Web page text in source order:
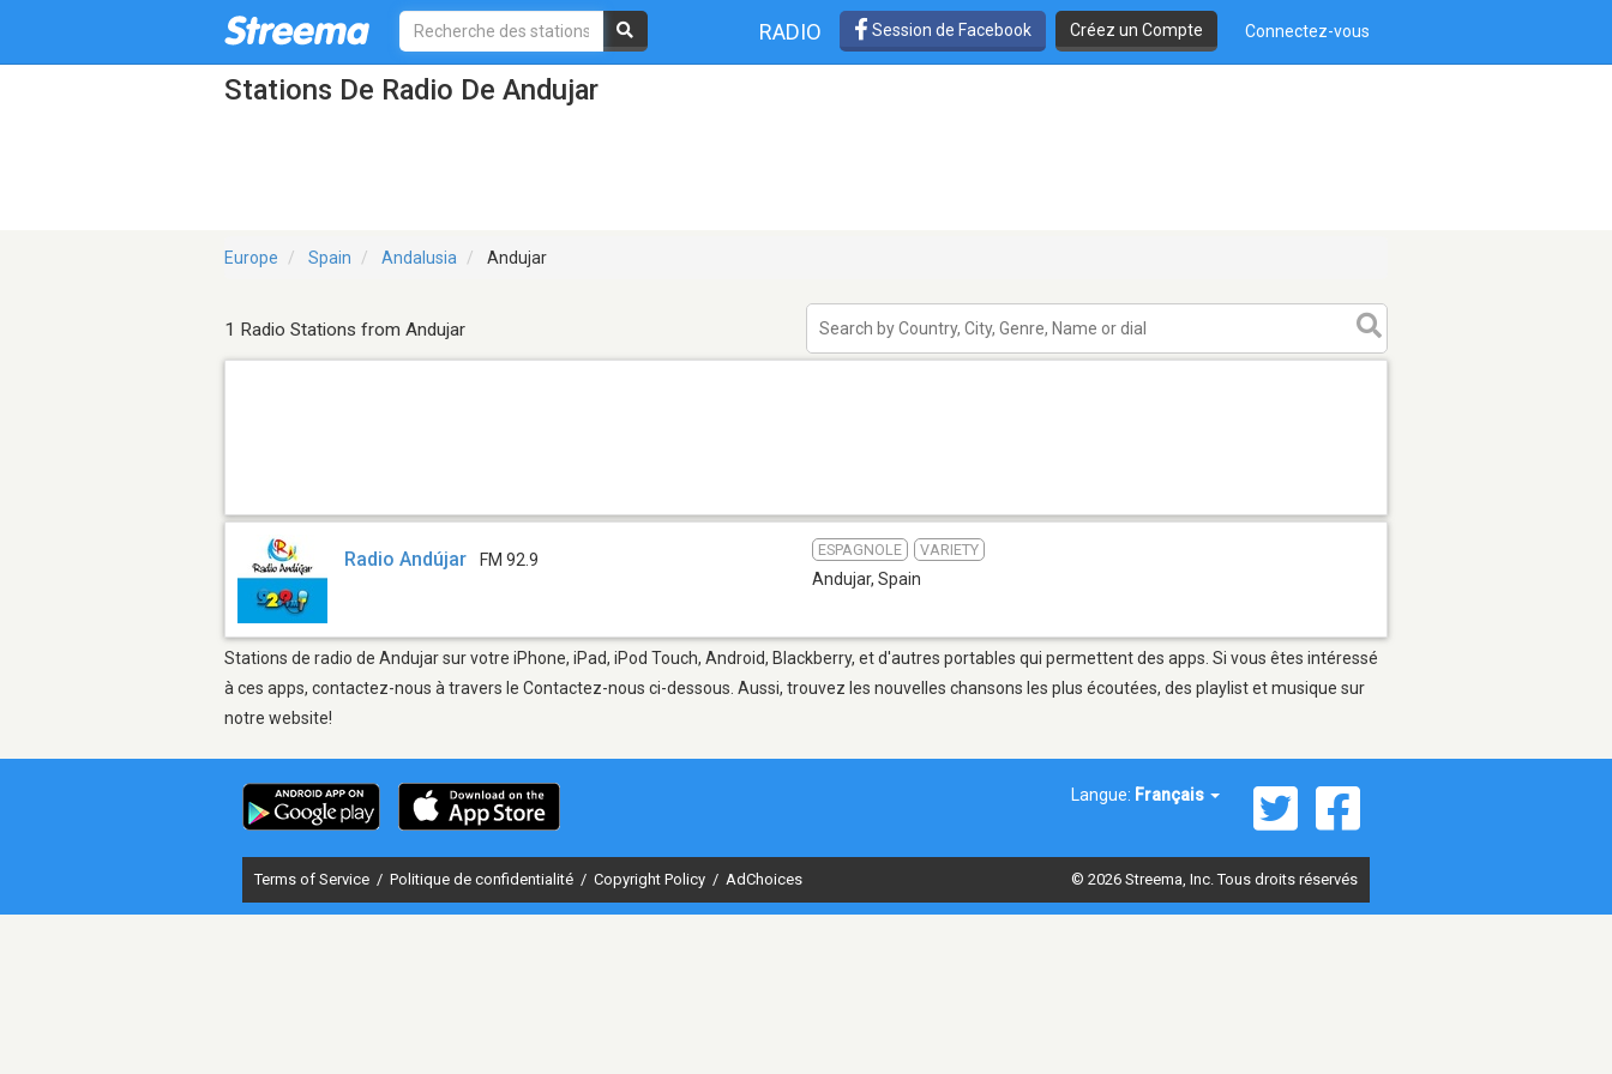
RADIO Session de Facebook Créez un Compte Connectez-vous
Stations De Radio De Andujar
Europe Spain Andalusia Andujar
1 Radio Stations from Andujar
Radio Andújar FM 92.9
ESPAGNOLE VARIETY
Andujar, Spain
Stations de radio de Andujar sur votre iPhone, iPad, iPod Touch, Android, Blackberry, et d'autres portables qui permettent des apps. Si vous êtes intéressé
à ces apps, contactez-nous à travers le Contactez-nous ci-dessous. Aussi, trouvez les nouvelles chansons les plus écoutées, des playlist et musique sur
notre website!
Langue: Français
Terms of Service / Politique de confidentialité / Copyright Policy / AdChoices © 2026 Streema, Inc. Tous droits réservés